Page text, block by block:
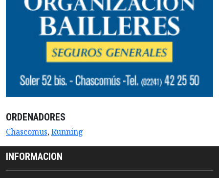
ORDENADORES
Chascomus,Running
INFORMACION